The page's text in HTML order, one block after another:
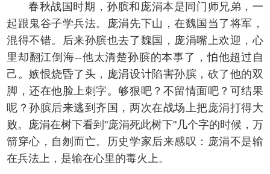
春秋战国时期，孙膑和庞涓本是同门师兄弟，一
起跟鬼谷子学兵法。庞涓先下山，在魏国当了将军，
混得不错。后来孙膑也去了魏国，庞涓嘴上欢迎，心
里却翻江倒海--他太清楚孙膑的本事了，怕他超过自
己。嫉恨烧昏了头，庞涓设计陷害孙膑，砍了他的双
脚，还在他脸上刺字。够狠吧？不留情面吧？可结果
呢？孙膑后来逃到齐国，两次在战场上把庞涓打得大
败。庞涓在树下看到"庞涓死此树下"几个字的时候，万
箭穿心，自刎而亡。历史学家后来感叹：庞涓不是输
在兵法上，是输在心里的毒火上。